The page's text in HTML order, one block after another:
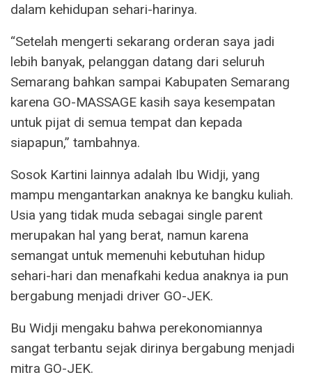
dalam kehidupan sehari-harinya.
“Setelah mengerti sekarang orderan saya jadi
lebih banyak, pelanggan datang dari seluruh
Semarang bahkan sampai Kabupaten Semarang
karena GO-MASSAGE kasih saya kesempatan
untuk pijat di semua tempat dan kepada
siapapun,” tambahnya.
Sosok Kartini lainnya adalah Ibu Widji, yang
mampu mengantarkan anaknya ke bangku kuliah.
Usia yang tidak muda sebagai single parent
merupakan hal yang berat, namun karena
semangat untuk memenuhi kebutuhan hidup
sehari-hari dan menafkahi kedua anaknya ia pun
bergabung menjadi driver GO-JEK.
Bu Widji mengaku bahwa perekonomiannya
sangat terbantu sejak dirinya bergabung menjadi
mitra GO-JEK.